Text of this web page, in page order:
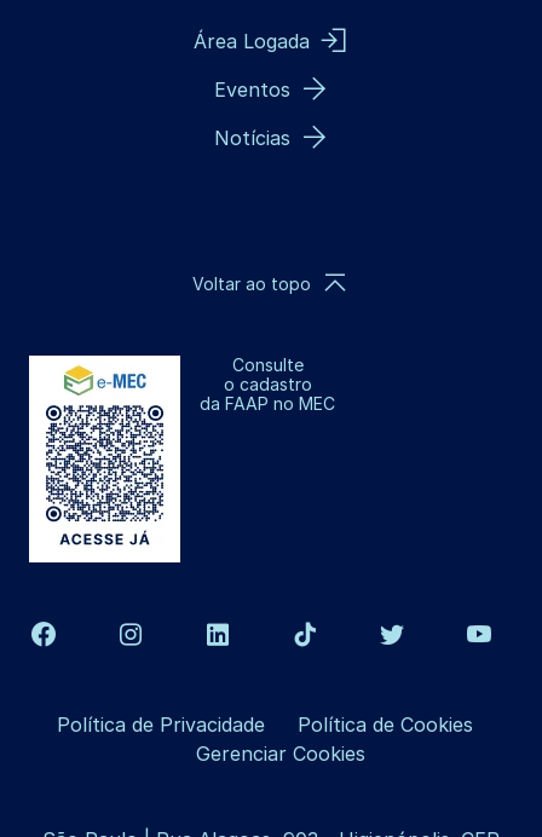
Área Logada
Eventos
Notícias
Consulte
o cadastro
da FAAP no MEC
Voltar ao topo
Política de Privacidade
Política de Cookies
Gerenciar Cookies